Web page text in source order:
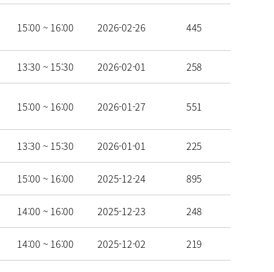
15:00 ~ 16:00 2026-02-26 445
13:30 ~ 15:30 2026-02-01 258
15:00 ~ 16:00 2026-01-27 551
13:30 ~ 15:30 2026-01-01 225
15:00 ~ 16:00 2025-12-24 895
14:00 ~ 16:00 2025-12-23 248
14:00 ~ 16:00 2025-12-02 219